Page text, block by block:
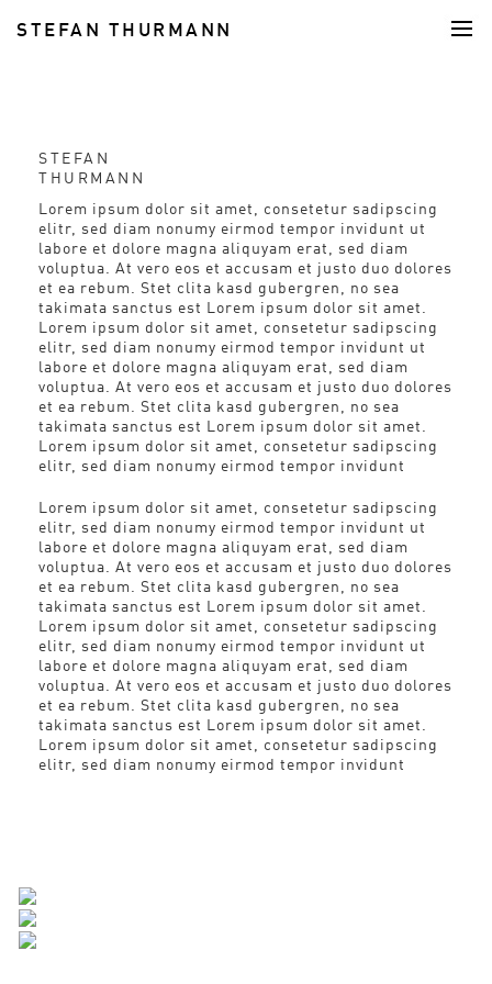
STEFAN THURMANN
FOOD
STEFAN
THURMANN
Lorem ipsum dolor sit amet, consetetur sadipscing
elitr, sed diam nonumy eirmod tempor invidunt ut
labore et dolore magna aliquyam erat, sed diam
voluptua. At vero eos et accusam et justo duo dolores
et ea rebum. Stet clita kasd gubergren, no sea
takimata sanctus est Lorem ipsum dolor sit amet.
Lorem ipsum dolor sit amet, consetetur sadipscing
elitr, sed diam nonumy eirmod tempor invidunt ut
labore et dolore magna aliquyam erat, sed diam
voluptua. At vero eos et accusam et justo duo dolores
et ea rebum. Stet clita kasd gubergren, no sea
takimata sanctus est Lorem ipsum dolor sit amet.
Lorem ipsum dolor sit amet, consetetur sadipscing
elitr, sed diam nonumy eirmod tempor invidunt
Lorem ipsum dolor sit amet, consetetur sadipscing
elitr, sed diam nonumy eirmod tempor invidunt ut
labore et dolore magna aliquyam erat, sed diam
voluptua. At vero eos et accusam et justo duo dolores
et ea rebum. Stet clita kasd gubergren, no sea
takimata sanctus est Lorem ipsum dolor sit amet.
Lorem ipsum dolor sit amet, consetetur sadipscing
elitr, sed diam nonumy eirmod tempor invidunt ut
labore et dolore magna aliquyam erat, sed diam
voluptua. At vero eos et accusam et justo duo dolores
et ea rebum. Stet clita kasd gubergren, no sea
takimata sanctus est Lorem ipsum dolor sit amet.
Lorem ipsum dolor sit amet, consetetur sadipscing
elitr, sed diam nonumy eirmod tempor invidunt